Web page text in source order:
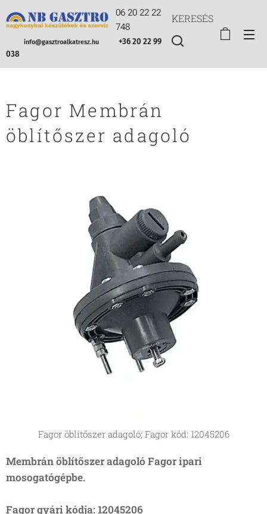
06 20 22 22
748
info@gasztroalkatresz.hu
+36 20 22 99
038
KERESÉS
Fagor Membrán
öblítőszer adagoló
Fagor öblítőszer adagoló; Fagor kód: 12045206
Membrán öblítőszer adagoló Fagor ipari
mosogatógépbe.
Fagor gyári kódja: 12045206